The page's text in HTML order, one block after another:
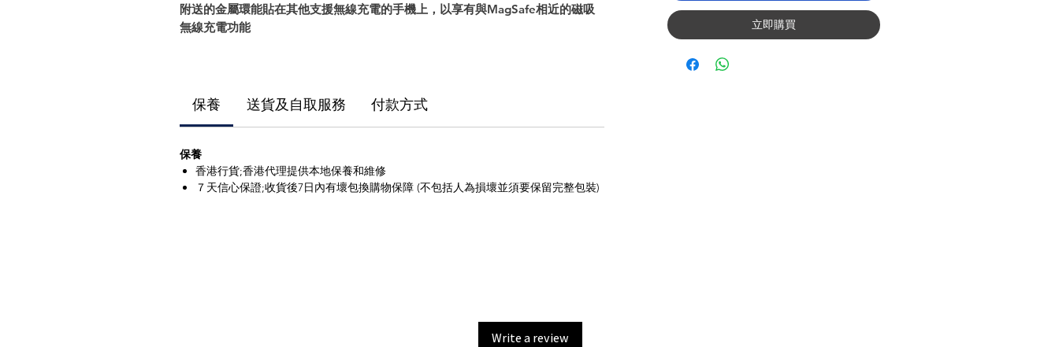
附送的金屬環能貼在其他支援無線充電的手機上，以享有與MagSafe相近的磁吸
無線充電功能
保養 送貨及自取服務 付款方式
保養
香港行貨;香港代理提供本地保養和維修
７天信心保證;收貨後7日內有壞包換購物保障 (不包括人為損壞並須要保留完整包裝)
立即購買
Write a review